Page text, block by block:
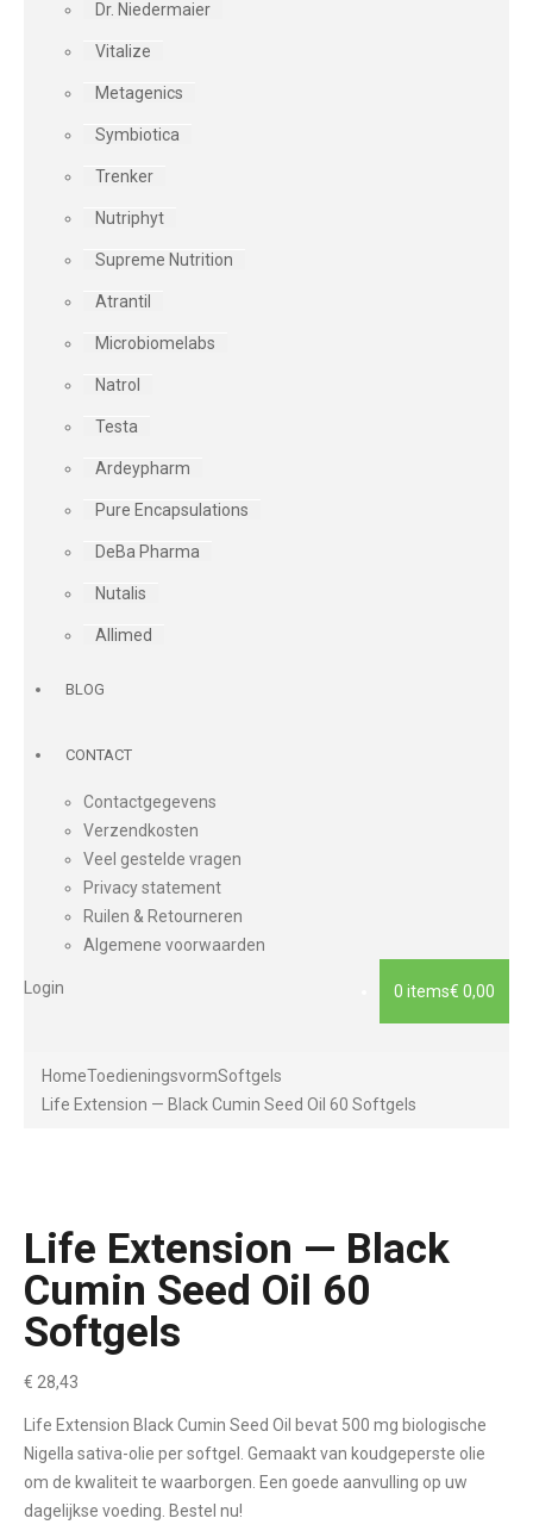
Dr. Niedermaier
Vitalize
Metagenics
Symbiotica
Trenker
Nutriphyt
Supreme Nutrition
Atrantil
Microbiomelabs
Natrol
Testa
Ardeypharm
Pure Encapsulations
DeBa Pharma
Nutalis
Allimed
BLOG
CONTACT
Contactgegevens
Verzendkosten
Veel gestelde vragen
Privacy statement
Ruilen & Retourneren
Algemene voorwaarden
0 items€ 0,00
Login
HomeToedieningsvormSoftgels
Life Extension — Black Cumin Seed Oil 60 Softgels
Life Extension — Black
Cumin Seed Oil 60
Softgels
€ 28,43
Life Extension Black Cumin Seed Oil bevat 500 mg biologische
Nigella sativa-olie per softgel. Gemaakt van koudgeperste olie
om de kwaliteit te waarborgen. Een goede aanvulling op uw
dagelijkse voeding. Bestel nu!